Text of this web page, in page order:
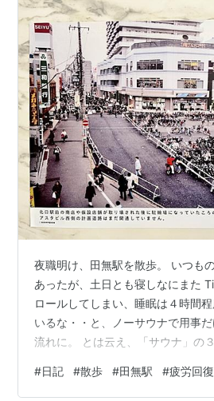
夜職明け、田無駅を散歩。 いつも
あったが、土日とも寝しなにまた
ロールしてしまい、睡眠は４時間
いるな・・と、ノーサウナで用事
流れに。 とは云え、「サウナ」の
い筈だが念の為チェック。 ホテル
#日記 #散歩 #田無駅 #疲労回